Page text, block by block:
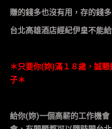
賺的錢多也沒有用，存的錢
台北高雄酒店經紀伊皇不能
＊只要你(妳)滿１８歲，誠懇
子＊
給你(妳)一個高薪的工作機